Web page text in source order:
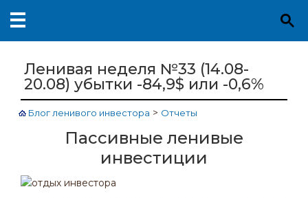
Ленивая неделя №33 (14.08-
20.08) убытки -84,9$ или -0,6%
Блог ленивого инвестора > Отчеты
Пассивные ленивые
инвестиции